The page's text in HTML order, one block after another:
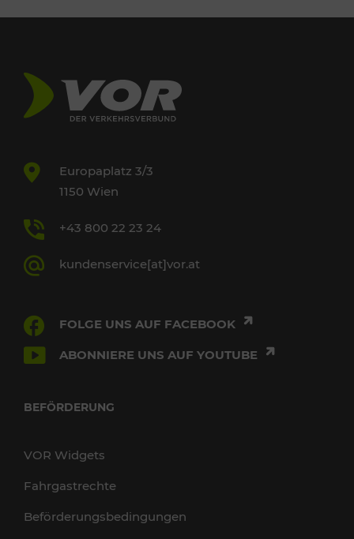
Europaplatz 3/3
1150 Wien
+43 800 22 23 24
kundenservice[at]vor.at
FOLGE UNS AUF FACEBOOK
ABONNIERE UNS AUF YOUTUBE
BEFÖRDERUNG
VOR Widgets
Fahrgastrechte
Beförderungsbedingungen